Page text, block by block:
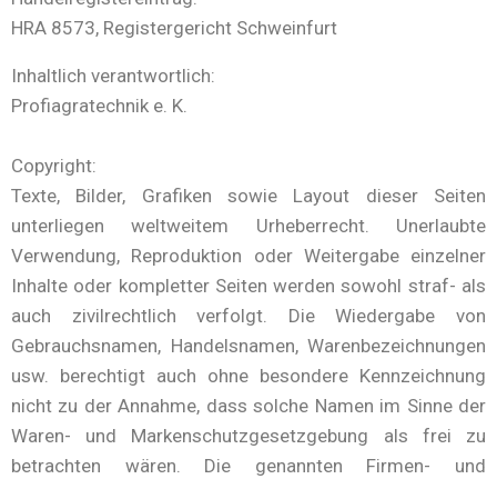
HRA 8573, Registergericht Schweinfurt
Inhaltlich verantwortlich:
Profiagratechnik e. K.
Copyright:
Texte, Bilder, Grafiken sowie Layout dieser Seiten
unterliegen weltweitem Urheberrecht. Unerlaubte
Verwendung, Reproduktion oder Weitergabe einzelner
Inhalte oder kompletter Seiten werden sowohl straf- als
auch zivilrechtlich verfolgt. Die Wiedergabe von
Gebrauchsnamen, Handelsnamen, Warenbezeichnungen
usw. berechtigt auch ohne besondere Kennzeichnung
nicht zu der Annahme, dass solche Namen im Sinne der
Waren- und Markenschutzgesetzgebung als frei zu
betrachten wären. Die genannten Firmen- und